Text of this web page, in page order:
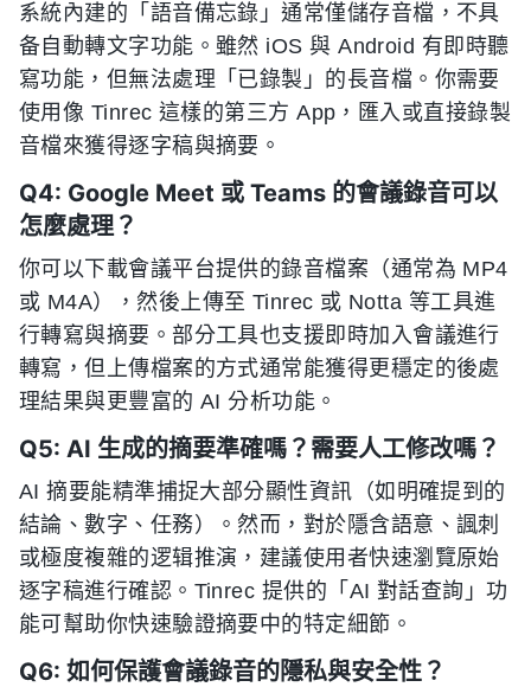
系統內建的「語音備忘錄」通常僅儲存音檔，不具
备自動轉文字功能。雖然 iOS 與 Android 有即時聽
寫功能，但無法處理「已錄製」的長音檔。你需要
使用像 Tinrec 這樣的第三方 App，匯入或直接錄製
音檔來獲得逐字稿與摘要。
Q4: Google Meet 或 Teams 的會議錄音可以
怎麼處理？
你可以下載會議平台提供的錄音檔案（通常為 MP4
或 M4A），然後上傳至 Tinrec 或 Notta 等工具進
行轉寫與摘要。部分工具也支援即時加入會議進行
轉寫，但上傳檔案的方式通常能獲得更穩定的後處
理結果與更豐富的 AI 分析功能。
Q5: AI 生成的摘要準確嗎？需要人工修改嗎？
AI 摘要能精準捕捉大部分顯性資訊（如明確提到的
結論、數字、任務）。然而，對於隱含語意、諷刺
或極度複雜的逻辑推演，建議使用者快速瀏覽原始
逐字稿進行確認。Tinrec 提供的「AI 對話查詢」功
能可幫助你快速驗證摘要中的特定細節。
Q6: 如何保護會議錄音的隱私與安全性？